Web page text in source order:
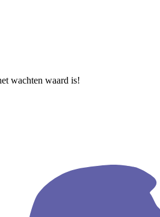
wachten waard is!